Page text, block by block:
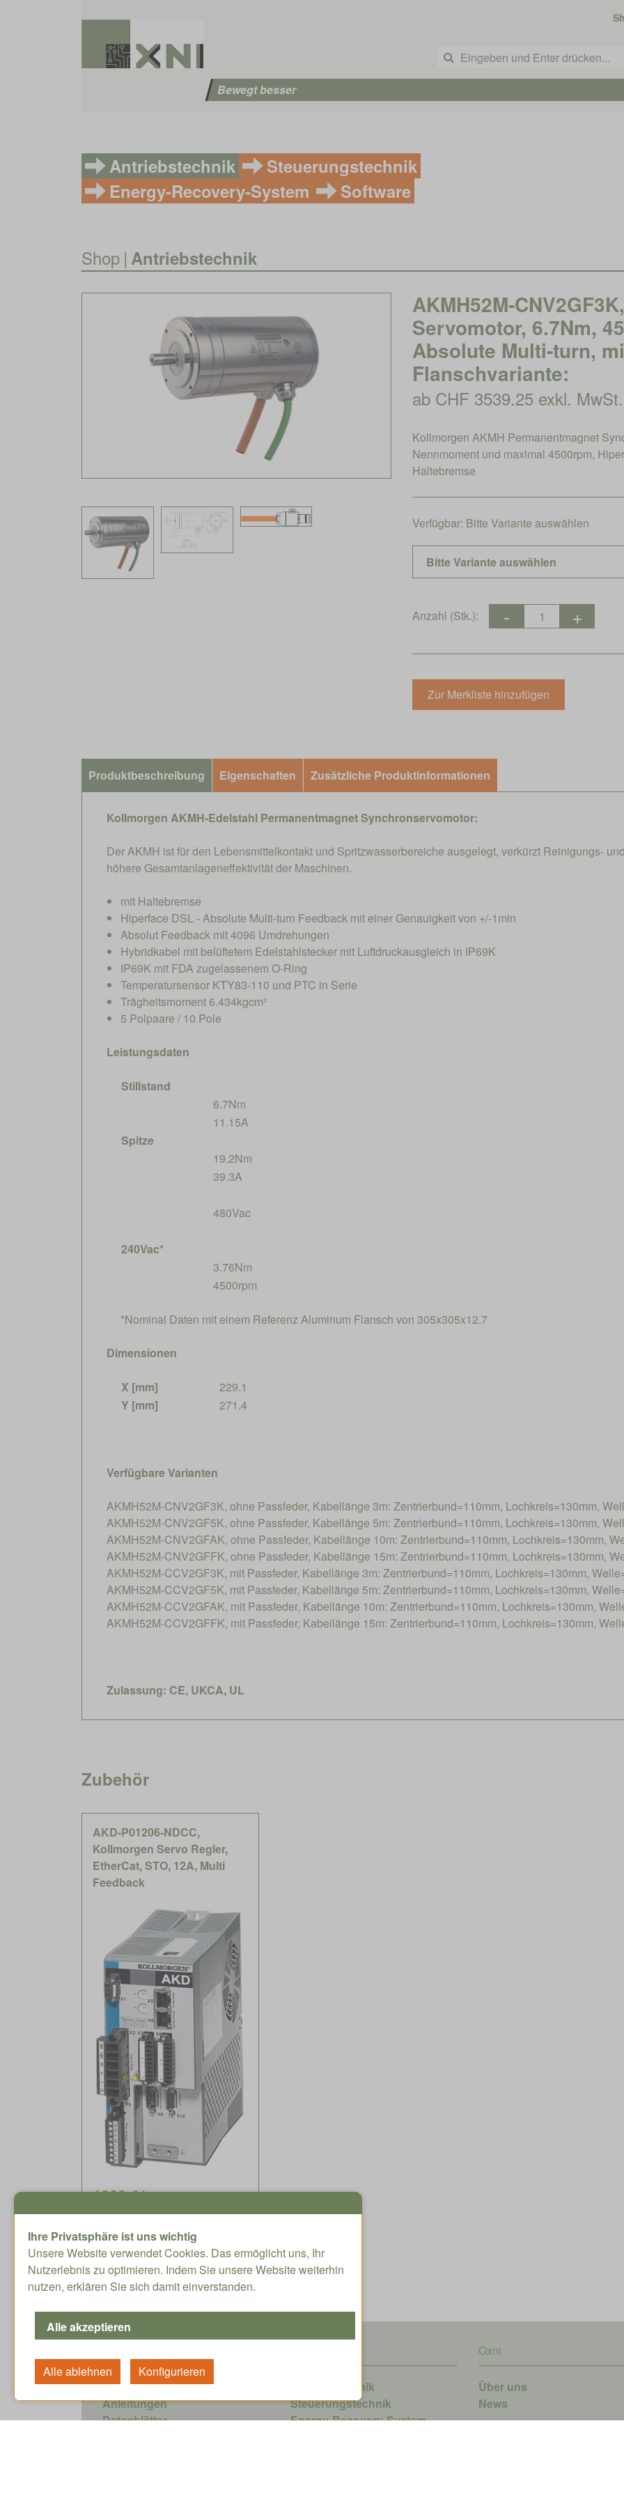
Bewegt besser
Antriebstechnik
Steuerungstechnik
Energy-Recovery-System
Software
Shop | Antriebstechnik
AKMH52M-
Servomotor, 6.7Nm,
Absolute Multi-turn,
Flanschvariante:
ab CHF 3539.25 exkl. MwSt.
Kollmorgen AKMH Permanentmagnet
Nennmoment und maximal 4500rpm,
Haltebremse
Verfügbar: Bitte Variante auswählen
Anzahl (Stk.):
Produktbeschreibung Eigenschaften Zusätzliche Produktinformationen
Kollmorgen AKMH-Edelstahl Permanentmagnet Synchronservomotor:
Der AKMH ist für den Lebensmittelkontakt und Spritzwasserbereiche ausgelegt, verkürzt Reinigungs-
höhere Gesamtanlageneffektivität der Maschinen.
mit Haltebremse
Hiperface DSL - Absolute Multi-turn Feedback mit einer Genauigkeit von +/-1min
Absolut Feedback mit 4096 Umdrehungen
Hybridkabel mit belüftetem Edelstahlstecker mit Luftdruckausgleich in IP69K
IP69K mit FDA zugelassenem O-Ring
Temperatursensor KTY83-110 und PTC in Serie
Trägheitsmoment 6.434kgcm²
5 Polpaare / 10 Pole
Leistungsdaten
Stillstand
6.7Nm
11.15A
Spitze
19.2Nm
39.3A
480Vac
240Vac*
3.76Nm
4500rpm
*Nominal Daten mit einem Referenz Aluminum Flansch von 305x305x12.7
Dimensionen
X [mm]
229.1
Y [mm]
271.4
Verfügbare Varianten
AKMH52M-CNV2GF3K, ohne Passfeder, Kabellänge 3m: Zentrierbund=110mm, Lochkreis=130mm,
AKMH52M-CNV2GF5K, ohne Passfeder, Kabellänge 5m: Zentrierbund=110mm, Lochkreis=130mm,
AKMH52M-CNV2GFAK, ohne Passfeder, Kabellänge 10m: Zentrierbund=110mm, Lochkreis=130mm,
AKMH52M-CNV2GFFK, ohne Passfeder, Kabellänge 15m: Zentrierbund=110mm, Lochkreis=130mm,
AKMH52M-CCV2GF3K, mit Passfeder, Kabellänge 3m: Zentrierbund=110mm, Lochkreis=130mm,
AKMH52M-CCV2GF5K, mit Passfeder, Kabellänge 5m: Zentrierbund=110mm, Lochkreis=130mm,
AKMH52M-CCV2GFAK, mit Passfeder, Kabellänge 10m: Zentrierbund=110mm, Lochkreis=130mm,
AKMH52M-CCV2GFFK, mit Passfeder, Kabellänge 15m: Zentrierbund=110mm, Lochkreis=130mm,
Zulassung: CE, UKCA, UL
Zubehör
AKD-P01206-NDCC,
Kollmorgen Servo Regler,
EtherCat, STO, 12A, Multi
Feedback
1308.41
CHF / Stk. exkl. MwSt.
Lieferzeit circa 5-8 Wochen
Tutorials
Anleitungen
Datenblätter
Antriebstechnik
Steuerungstechnik
Energy-Recovery-System
Oxni
Über uns
News
Ihre Privatsphäre ist uns wichtig
Unsere Website verwendet Cookies. Das ermöglicht uns, Ihr
Nutzerlebnis zu optimieren. Indem Sie unsere Website weiterhin
nutzen, erklären Sie sich damit einverstanden.